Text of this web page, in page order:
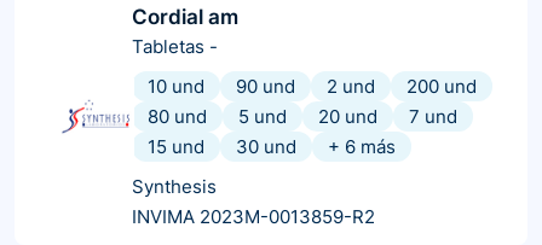
Cordial am
Tabletas -
10 und
90 und 2 und
200 und
80 und
5 und 20 und
7 und
15 und
30 und + 6 más
Synthesis
INVIMA 2023M-0013859-R2